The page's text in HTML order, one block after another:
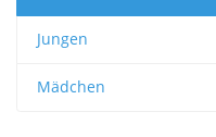
Jungen
Mädchen